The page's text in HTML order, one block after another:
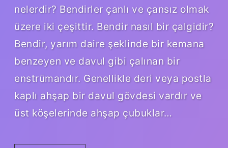
nelerdir? Bendirler çanlı ve çansız olmak
üzere iki çeşittir. Bendir nasıl bir çalgidir?
Bendir, yarım daire şeklinde bir kemana
benzeyen ve davul gibi çalınan bir
enstrümandır. Genellikle deri veya postla
kaplı ahşap bir davul gövdesi vardır ve
üst köşelerinde ahşap çubuklar…